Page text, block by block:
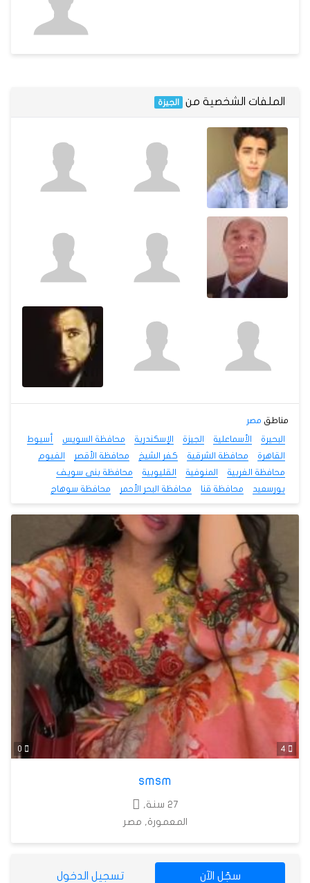
الملفات الشخصية من الجيزة
مناطق مصر
البحيرة
الأسماعلية الجيزة الإسكندرية محافظة السويس
أسيوط
القاهرة
محافظة الشرقية كفر الشيخ محافظة الأقصر
الفيوم
محافظة الغربية
المنوفية القليوبية
محافظة بنى سويف
بورسعيد
محافظة قنا محافظة البحر الأحمر محافظة سوهاج
smsm
27 سنة,
المعمورة, مصر
سجّل الآن تسجيل الدخول